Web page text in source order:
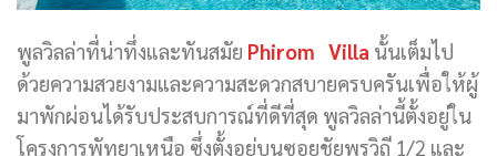
พูลวิลล่าที่น่าทึ่งและทันสมัย Phirom Villa นั้นเต็มไป
ด้วยความสวยงามและความสะดวกสบายครบครันเพื่อให้ผู้
มาพักผ่อนได้รับประสบการณ์ที่ดีที่สุด พูลวิลล่านี้ตั้งอยู่ใน
โครงการพัทยาเหนือ ซึ่งตั้งอยู่บนซอยชัยพรวิถี 1/2 และ